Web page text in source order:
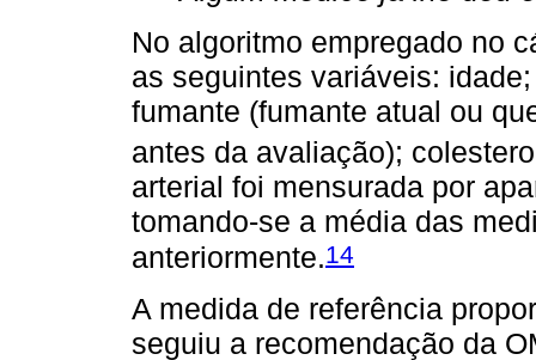
No algoritmo empregado no
as seguintes variáveis:
fumante (fumante atual ou
antes da avaliação);
arterial foi mensurada por
tomando-se a média das
anteriormente.14
A medida de referência
seguiu a recomendação da